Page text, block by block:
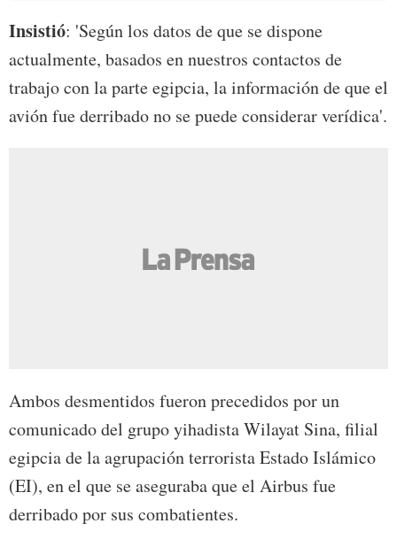
Insistió: 'Según los datos de que se dispone
actualmente, basados en nuestros contactos de
trabajo con la parte egipcia, la información de que el
avión fue derribado no se puede considerar verídica'.
Ambos desmentidos fueron precedidos por un
comunicado del grupo yihadista Wilayat Sina, filial
egipcia de la agrupación terrorista Estado Islámico
(EI), en el que se aseguraba que el Airbus fue
derribado por sus combatientes.